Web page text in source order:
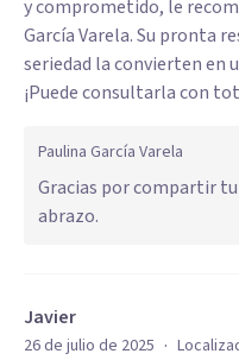
y comprometido, le
García Varela. Su pronta
seriedad la convierten en
¡Puede consultarla con
Paulina García Varela
Gracias por compartir
abrazo.
Javier
26 de julio de 2025 ·